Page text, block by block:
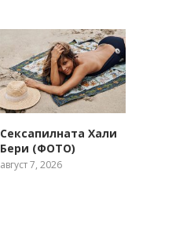
Сексапилната Хали
Бери (ФОТО)
август 7, 2026